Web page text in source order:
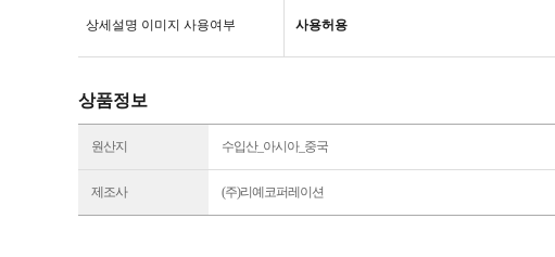
상세설명 이미지 사용여부 사용허용
상품정보
원산지 수입산_아시아_중국
제조사 (주)리예코퍼레이션